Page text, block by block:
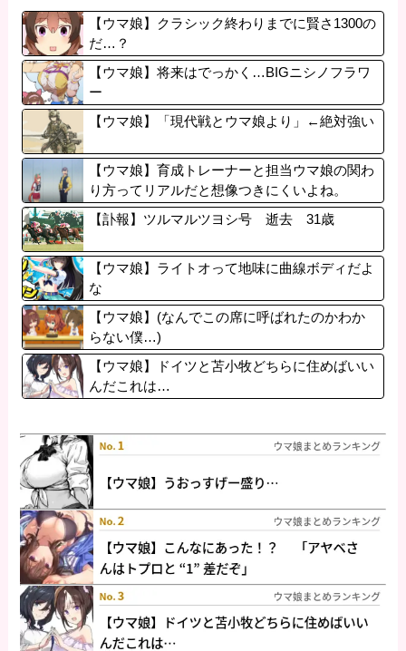
【ウマ娘】クラシック終わりまでに賢さ1300の
だ…？
【ウマ娘】将来はでっかく…BIGニシノフラワ
ー
【ウマ娘】「現代戦とウマ娘より」←絶対強い
【ウマ娘】育成トレーナーと担当ウマ娘の関わ
り方ってリアルだと想像つきにくいよね。
【訃報】ツルマルツヨシ号 逝去 31歳
【ウマ娘】ライトオって地味に曲線ボディだよ
な
【ウマ娘】(なんでこの席に呼ばれたのかわか
らない僕…)
【ウマ娘】ドイツと苫小牧どちらに住めばいい
んだこれは…